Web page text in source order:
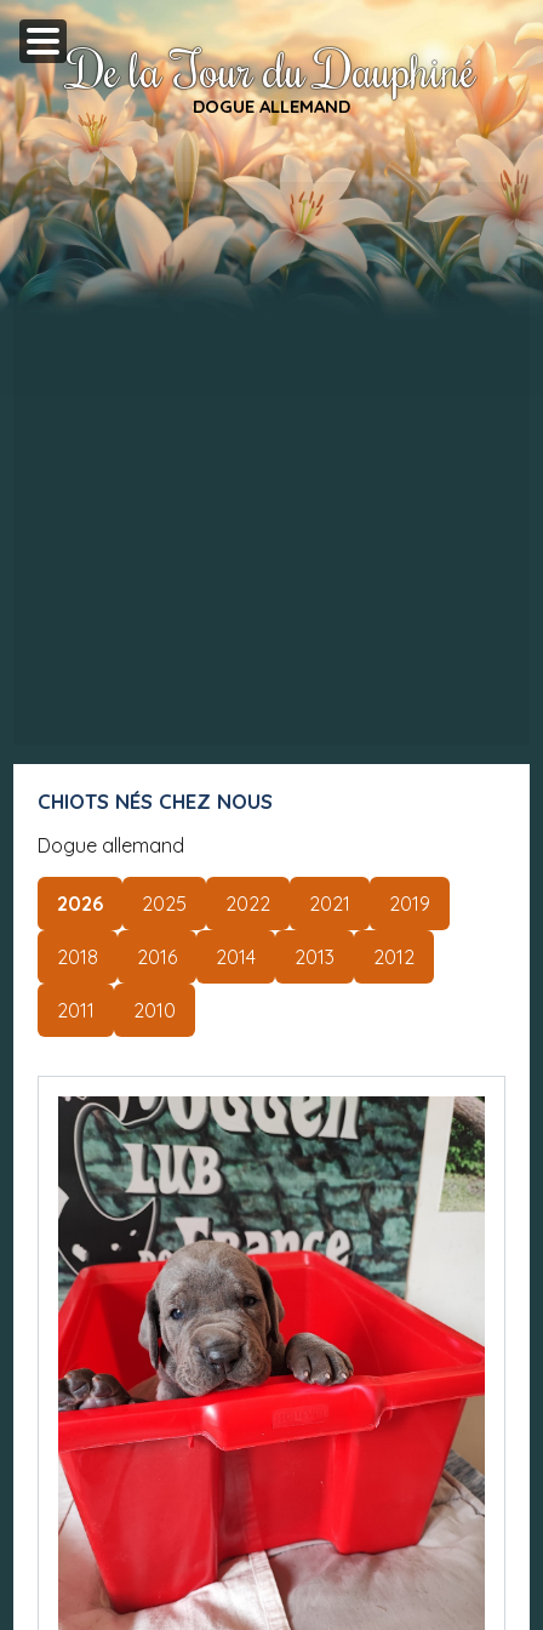
De la Tour du Dauphiné
DOGUE ALLEMAND
CHIOTS NÉS CHEZ NOUS
Dogue allemand
2026 2025 2022 2021 2019
2018 2016 2014 2013 2012
2011 2010